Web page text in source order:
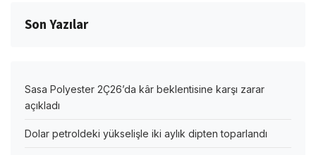
Son Yazılar
Sasa Polyester 2Ç26’da kâr beklentisine karşı zarar
açıkladı
Dolar petroldeki yükselişle iki aylık dipten toparlandı